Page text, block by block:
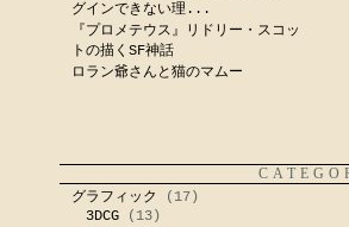
グインできない理...
『プロメテウス』リドリー・スコッ
トの描くSF神話
ロラン爺さんと猫のマムー
グラフィック
(17)
3DCG (13)